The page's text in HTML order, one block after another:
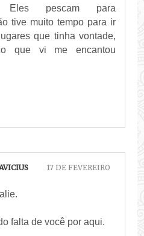
Eles pescam para
tive muito tempo para ir
que tinha vontade,
que vi me encantou
17 DE FEVEREIRO
falta de você por aqui.